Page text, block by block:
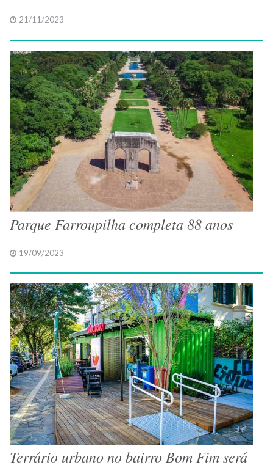
21/11/2023
Parque Farroupilha completa 88 anos
19/09/2023
Terrário urbano no bairro Bom Fim será